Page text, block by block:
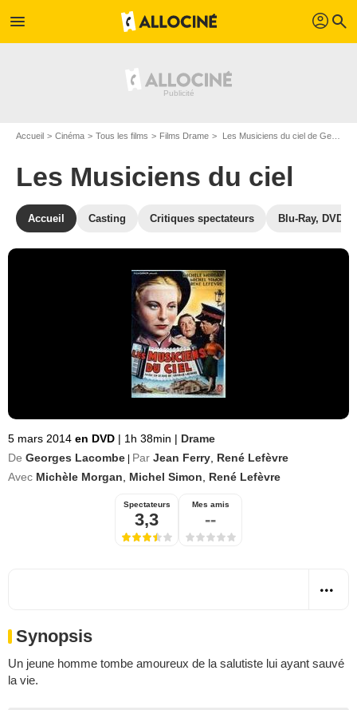
menu profil search
Accueil Cinéma Tous les films Films Drame Les Musiciens du ciel de Georges Lacombe
Les Musiciens du ciel
Accueil Casting Critiques spectateurs Blu-Ray, DVD
5 mars 2014 en DVD | 1h 38min | Drame
De Georges Lacombe Par Jean Ferry René Lefèvre
Avec Michèle Morgan Michel Simon René Lefèvre
Spectateurs
3,3
Mes amis
--
Synopsis
Un jeune homme tombe amoureux de la salutiste lui ayant sauvé
la vie.